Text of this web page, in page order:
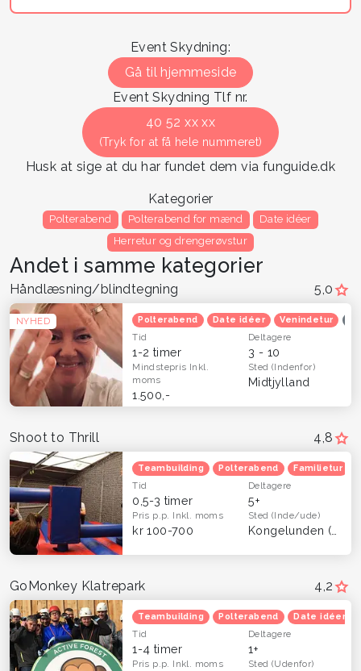
Event Skydning:
Gå til hjemmeside
Event Skydning Tlf nr.
40 52 xx xx
(Tryk for at få hele nummeret)
Husk at sige at du har fundet dem via funguide.dk
Kategorier
Polterabend Polterabend for mænd
Date idéer
Herretur og drengerøvstur
Andet i samme kategorier
5,0
NYHED
Håndlæsning/blindtegning
Polterabend Date idéer Venindetur
Tid
1-2 timer
Deltagere
3 - 10
Mindstepris Inkl.
moms
1.500,-
Sted(Indenfor)
Midtjylland
4,8
Shoot to Thrill
Teambuilding Polterabend Familietur
Tid
0,5-3 timer
Deltagere
5+
Pris p.p. Inkl. moms
kr 100-700
Sted(Inde/ude)
4,2
GoMonkey Klatrepark
Teambuilding Polterabend Date idéer
Tid
1-4 timer
Deltagere
1+
Pris p.p. Inkl. moms Sted(Udenfor)